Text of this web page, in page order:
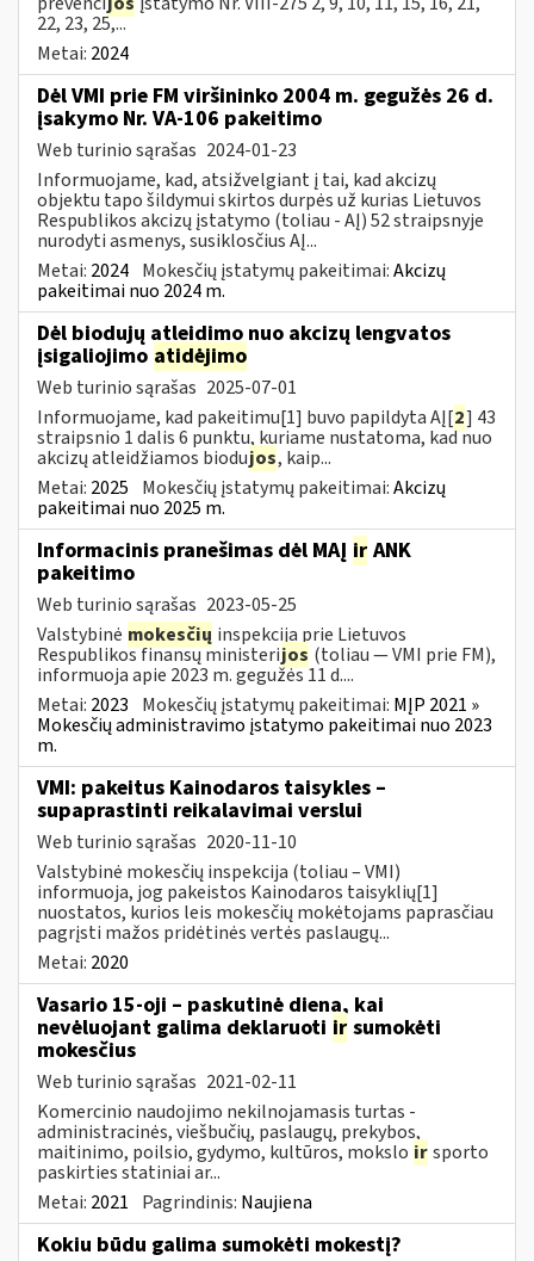
22, 23, 25,...
Metai: 2024
Dėl VMI prie FM viršininko 2004 m. gegužės 26 d.
įsakymo Nr. VA-106 pakeitimo
Web turinio sąrašas 2024-01-23
Informuojame, kad, atsižvelgiant į tai, kad akcizų
objektu tapo šildymui skirtos durpės už kurias Lietuvos
Respublikos akcizų įstatymo (toliau - AĮ) 52 straipsnyje
nurodyti asmenys, susiklosčius AĮ...
Metai: 2024 Mokesčių įstatymų pakeitimai:Akcizų
pakeitimai nuo 2024 m.
Dėl biodujų atleidimo nuo akcizų lengvatos
įsigaliojimo atidėjimo
Web turinio sąrašas 2025-07-01
Informuojame, kad pakeitimu[1] buvo papildyta AĮ[2] 43
straipsnio 1 dalis 6 punktu, kuriame nustatoma, kad nuo
akcizų atleidžiamos biodujos, kaip...
Metai: 2025 Mokesčių įstatymų pakeitimai:Akcizų
pakeitimai nuo 2025 m.
Informacinis pranešimas dėl MAĮ ir ANK
pakeitimo
Web turinio sąrašas 2023-05-25
Valstybinė mokesčių inspekcija prie Lietuvos
Respublikos finansų ministerijos (toliau — VMI prie FM),
informuoja apie 2023 m. gegužės 11 d....
Metai: 2023 Mokesčių įstatymų pakeitimai: MĮP 2021 »
Mokesčių administravimo įstatymo pakeitimai nuo 2023
m.
VMI: pakeitus Kainodaros taisykles –
supaprastinti reikalavimai verslui
Web turinio sąrašas 2020-11-10
Valstybinė mokesčių inspekcija (toliau – VMI)
informuoja, jog pakeistos Kainodaros taisyklių[1]
nuostatos, kurios leis mokesčių mokėtojams paprasčiau
pagrįsti mažos pridėtinės vertės paslaugų...
Metai: 2020
Vasario 15-oji – paskutinė diena, kai
nevėluojant galima deklaruoti ir sumokėti
mokesčius
Web turinio sąrašas 2021-02-11
Komercinio naudojimo nekilnojamasis turtas -
administracinės, viešbučių, paslaugų, prekybos,
maitinimo, poilsio, gydymo, kultūros, mokslo irsporto
paskirties statiniai ar...
Metai: 2021 Pagrindinis: Naujiena
Kokiu būdu galima sumokėti mokestį?